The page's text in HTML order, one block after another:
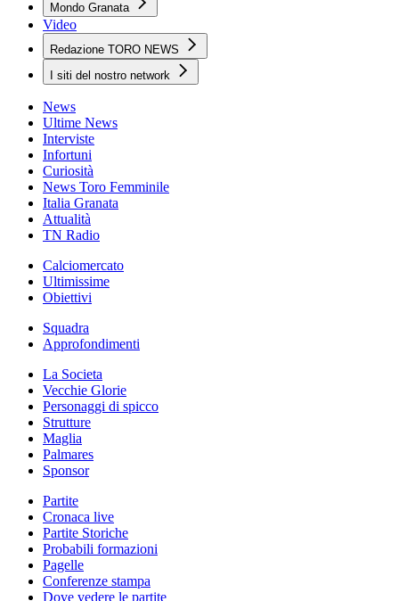
Mondo Granata
Video
Redazione TORO NEWS
I siti del nostro network
News
Ultime News
Interviste
Infortuni
Curiosità
News Toro Femminile
Italia Granata
Attualità
TN Radio
Calciomercato
Ultimissime
Obiettivi
Squadra
Approfondimenti
La Societa
Vecchie Glorie
Personaggi di spicco
Strutture
Maglia
Palmares
Sponsor
Partite
Cronaca live
Partite Storiche
Probabili formazioni
Pagelle
Conferenze stampa
Dove vedere le partite